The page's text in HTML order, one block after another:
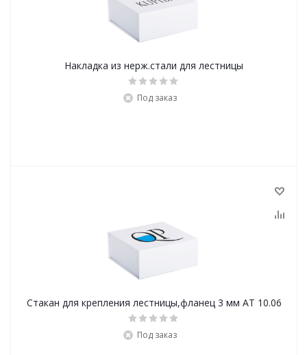
Накладка из нерж.стали для лестницы
Под заказ
Стакан для крепления лестницы,фланец 3 мм АТ 10.06
Под заказ